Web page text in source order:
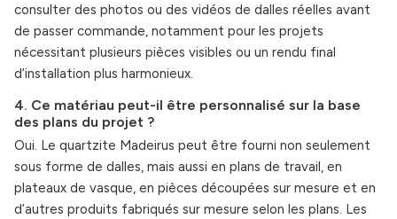
consulter des photos ou des vidéos de dalles réelles avant
de passer commande, notamment pour les projets
nécessitant plusieurs pièces visibles ou un rendu final
d’installation plus harmonieux.
4. Ce matériau peut-il être personnalisé sur la base
des plans du projet ?
Oui. Le quartzite Madeirus peut être fourni non seulement
sous forme de dalles, mais aussi en plans de travail, en
plateaux de vasque, en pièces découpées sur mesure et en
d’autres produits fabriqués sur mesure selon les plans. Les